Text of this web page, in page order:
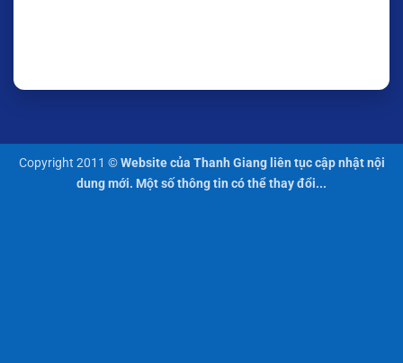
Copyright 2011 ©Website của Thanh Giang liên tục cập nhật nội
dung mới. Một số thông tin có thể thay đổi...